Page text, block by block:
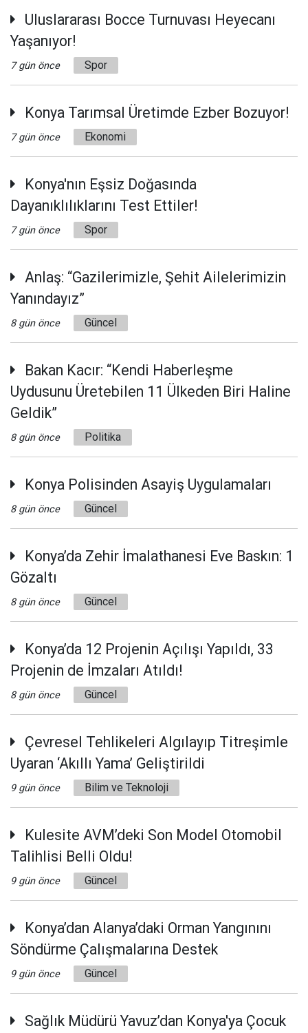
Uluslararası Bocce Turnuvası Heyecanı
Yaşanıyor!
7 gün önce Spor
Konya Tarımsal Üretimde Ezber Bozuyor!
7 gün önce Ekonomi
Konya'nın Eşsiz Doğasında
Dayanıklılıklarını Test Ettiler!
7 gün önce Spor
Anlaş: “Gazilerimizle, Şehit Ailelerimizin
Yanındayız”
8 gün önce Güncel
Bakan Kacır: “Kendi Haberleşme
Uydusunu Üretebilen 11 Ülkeden Biri Haline
Geldik”
8 gün önce Politika
Konya Polisinden Asayiş Uygulamaları
8 gün önce Güncel
Konya’da Zehir İmalathanesi Eve Baskın: 1
Gözaltı
8 gün önce Güncel
Konya’da 12 Projenin Açılışı Yapıldı, 33
Projenin de İmzaları Atıldı!
8 gün önce Güncel
Çevresel Tehlikeleri Algılayıp Titreşimle
Uyaran ‘Akıllı Yama’ Geliştirildi
9 gün önce Bilim ve Teknoloji
Kulesite AVM’deki Son Model Otomobil
Talihlisi Belli Oldu!
9 gün önce Güncel
Konya’dan Alanya’daki Orman Yangınını
Söndürme Çalışmalarına Destek
9 gün önce Güncel
Sağlık Müdürü Yavuz’dan Konya'ya Çocuk